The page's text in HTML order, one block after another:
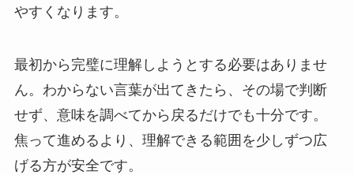
やすくなります。
最初から完璧に理解しようとする必要はありませ
ん。わからない言葉が出てきたら、その場で判断
せず、意味を調べてから戻るだけでも十分です。
焦って進めるより、理解できる範囲を少しずつ広
げる方が安全です。